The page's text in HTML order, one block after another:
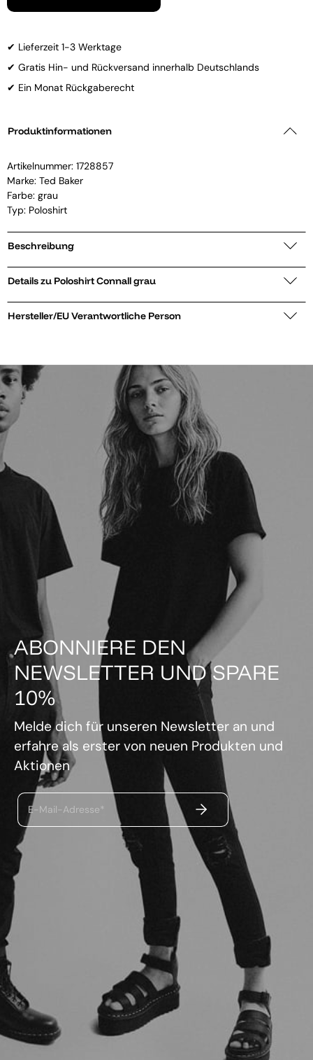
✔ Lieferzeit 1-3 Werktage
✔ Gratis Hin- und Rückversand innerhalb Deutschlands
✔ Ein Monat Rückgaberecht
Produktinformationen
Artikelnummer: 1728857
Marke: Ted Baker
Farbe: grau
Typ: Poloshirt
Beschreibung
Details zu Poloshirt Connall grau
Hersteller/EU Verantwortliche Person
ABONNIERE DEN
NEWSLETTER UND SPARE
10%
Melde dich für unseren Newsletter an und
erfahre als erster von neuen Produkten und
Aktionen
E-Mail-Adresse* ABSENDEN